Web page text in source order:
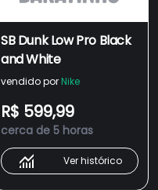
SB Dunk Low Pro Black
and White
vendido por Nike
R$ 599,99
cerca de 5 horas
Ver histórico